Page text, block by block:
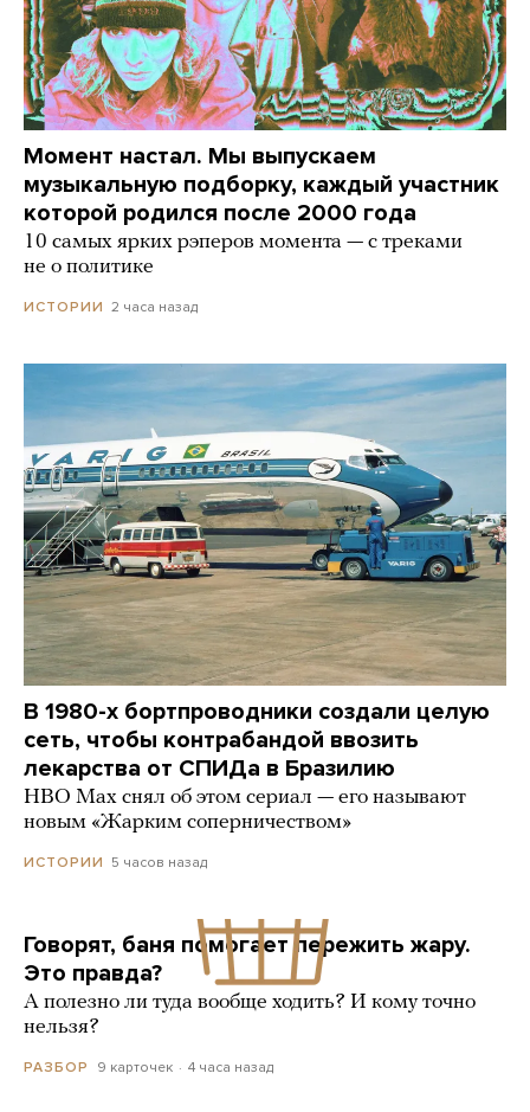
Момент настал. Мы выпускаем
музыкальную подборку, каждый участник
которой родился после 2000 года
10 самых ярких рэперов момента — с треками
не о политике
ИСТОРИИ 2 часа назад
В 1980-х бортпроводники создали целую
сеть, чтобы контрабандой ввозить
лекарства от СПИДа в Бразилию
HBO Max снял об этом сериал — его называют
новым «Жарким соперничеством»
ИСТОРИИ 5 часов назад
Говорят, баня помогает пережить жару.
Это правда?
А полезно ли туда вообще ходить? И кому точно
нельзя?
РАЗБОР 9 карточек 4 часа назад